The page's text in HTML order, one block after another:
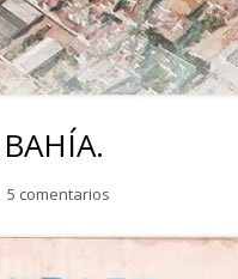
5 comentarios